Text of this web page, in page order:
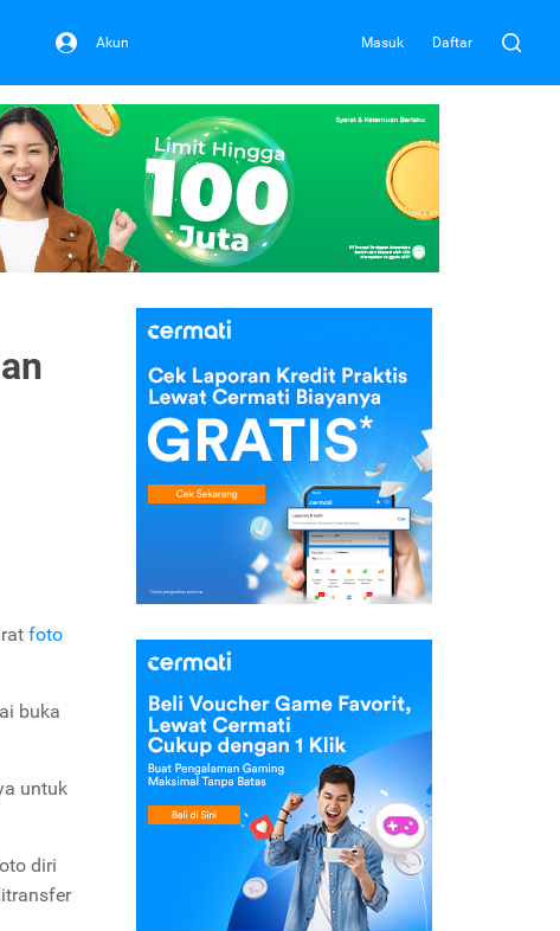
Akun Masuk Daftar
foto
buka
untuk
diri